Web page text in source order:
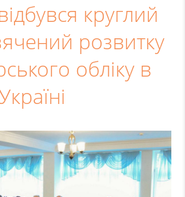
круглий
розвитку
обліку в